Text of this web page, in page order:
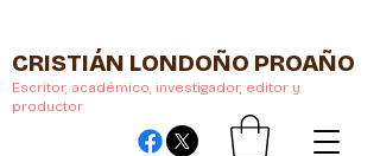
CRISTIÁN LONDOÑO PROAÑO
Escritor, académico, investigador, editor y
productor